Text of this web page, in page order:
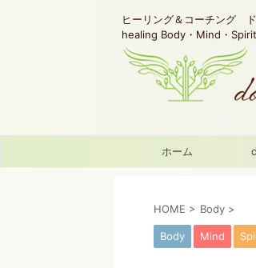
ヒーリング＆コーチング
healing Body・Mind・Spirit
ホーム
HOME > Body >
Body Mind